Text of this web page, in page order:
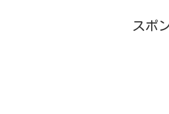
スポ